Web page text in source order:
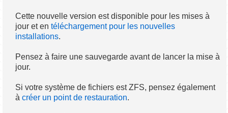
Cette nouvelle version est disponible pour les mises à
jour et entéléchargement pour les nouvelles
installations.
Pensez à faire une sauvegarde avant de lancer la mise à
jour.
Si votre système de fichiers est ZFS, pensez également
àcréer un point de restauration.